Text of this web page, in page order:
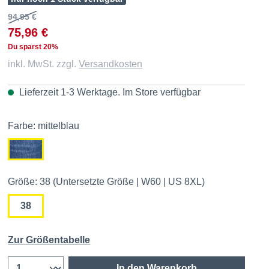
94,95 €
75,96 €
Du sparst 20%
inkl. MwSt. zzgl.Versandkosten
Lieferzeit 1-3 Werktage. Im Store verfügbar
Farbe: mittelblau
Größe: 38 (Untersetzte Größe | W60 | US 8XL)
38
Zur Größentabelle